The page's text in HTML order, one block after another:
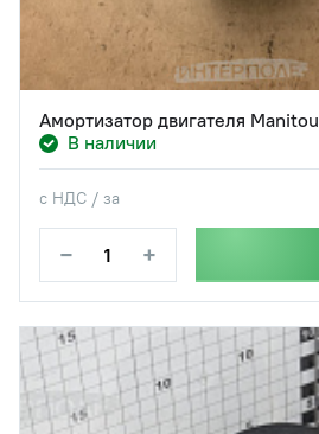
Амортизатор двигателя Manitou
В наличии
с НДС / за
− +